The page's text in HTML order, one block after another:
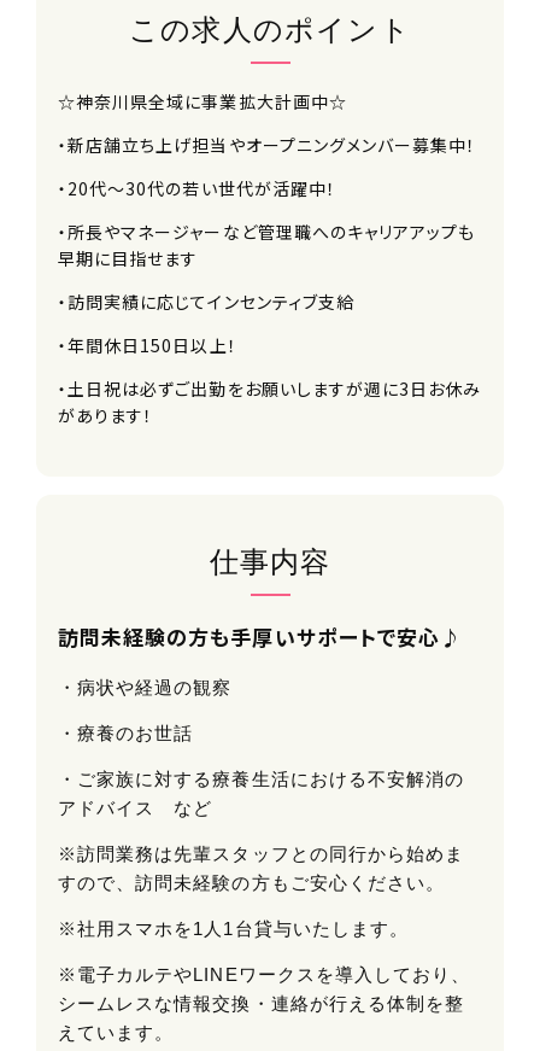
この求人のポイント
☆神奈川県全域に事業拡大計画中☆
・新店舗立ち上げ担当やオープニングメンバー募集中！
・20代～30代の若い世代が活躍中！
・所長やマネージャーなど管理職へのキャリアアップも
早期に目指せます
・訪問実績に応じてインセンティブ支給
・年間休日150日以上！
・土日祝は必ずご出勤をお願いしますが週に3日お休み
があります！
仕事内容
訪問未経験の方も手厚いサポートで安心♪
・病状や経過の観察
・療養のお世話
・ご家族に対する療養生活における不安解消の
アドバイス など
※訪問業務は先輩スタッフとの同行から始めま
すので、訪問未経験の方もご安心ください。
※社用スマホを1人1台貸与いたします。
※電子カルテやLINEワークスを導入しており、
シームレスな情報交換・連絡が行える体制を整
えています。